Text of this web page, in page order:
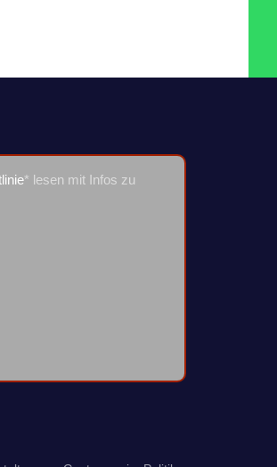
* lesen mit Infos zu